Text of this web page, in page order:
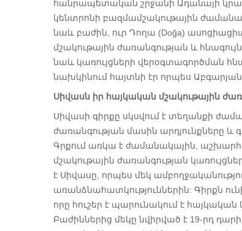
հանրապետական շրջանի Ադանայի
կենտրոնի բազմամշակութային
նաև բաժին, ուր Դողա (Doğa)
մշակութային ժառանգության և
նաև կառույցների վերօգտագործման
նախկինում հայտնի էր որպես
Սիվասն իր հայկական մշակութային
Սիվասի գիրքը սկսվում է տեղանքի
ժառանգության մասին արդյունքները և
Գրքում առկա է ժամանակային,
մշակութային ժառանգության
է Սիվասը, որպես մեկ
առանձնահատկություններին: Գիրքն
որը հուշեր է պարունակում է
Բաժիններից մեկը նվիրված է 19-րդ